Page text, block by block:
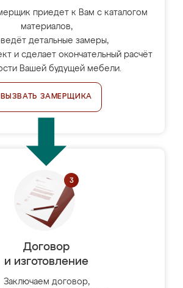
приедет к Вам с каталогом
материалов,
детальные замеры,
и сделает окончательный расчёт
Вашей будущей мебели.
ВЫЗВАТЬ ЗАМЕРЩИКА
Договор
и изготовление
Заключаем договор,